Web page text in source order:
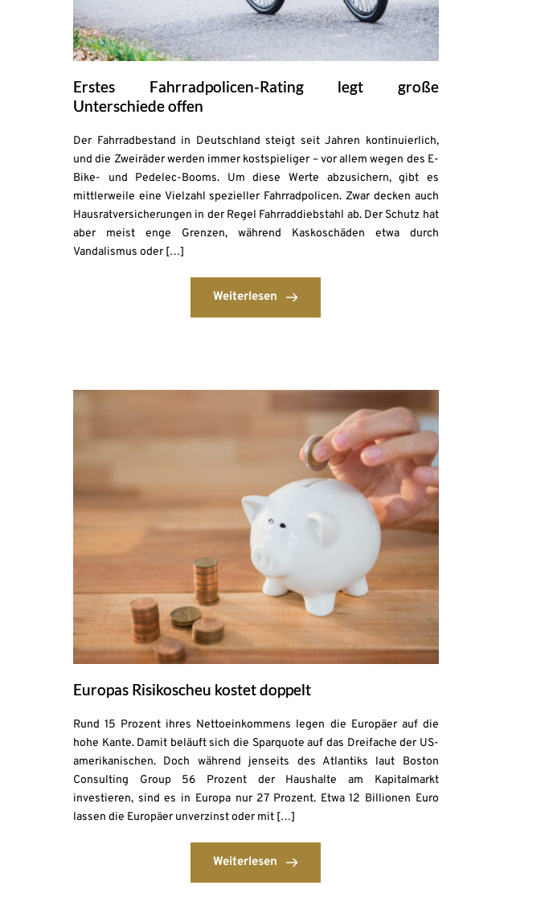
Erstes Fahrradpolicen-Rating legt große
Unterschiede offen
Der Fahrradbestand in Deutschland steigt seit Jahren kontinuierlich,
und die Zweiräder werden immer kostspieliger – vor allem wegen des E-
Bike- und Pedelec-Booms. Um diese Werte abzusichern, gibt es
mittlerweile eine Vielzahl spezieller Fahrradpolicen. Zwar decken auch
Hausratversicherungen in der Regel Fahrraddiebstahl ab. Der Schutz hat
aber meist enge Grenzen, während Kaskoschäden etwa durch
Vandalismus oder […]
Weiterlesen
Europas Risikoscheu kostet doppelt
Rund 15 Prozent ihres Nettoeinkommens legen die Europäer auf die
hohe Kante. Damit beläuft sich die Sparquote auf das Dreifache der US-
amerikanischen. Doch während jenseits des Atlantiks laut Boston
Consulting Group 56 Prozent der Haushalte am Kapitalmarkt
investieren, sind es in Europa nur 27 Prozent. Etwa 12 Billionen Euro
lassen die Europäer unverzinst oder mit […]
Weiterlesen